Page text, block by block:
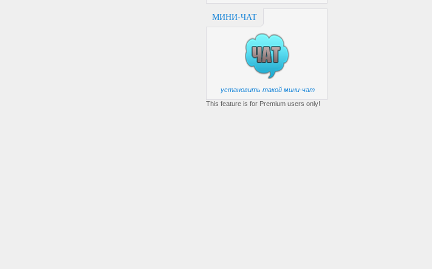
МИНИ-ЧАТ
установить такой мини-чат
This feature is for Premium users only!